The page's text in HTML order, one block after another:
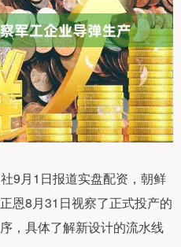
9月1日报道实盘配资，朝鲜
恩8月31日视察了正式投产的
，具体了解新设计的流水线